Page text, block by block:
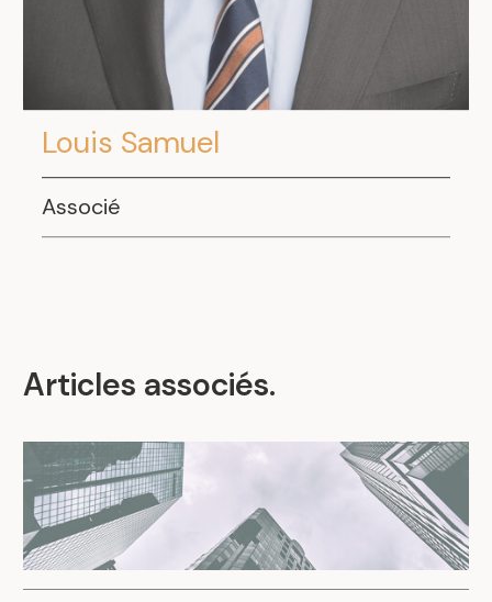
Louis Samuel
Associé
Articles associés.